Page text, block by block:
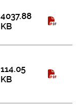
4037.88
KB
114.05
KB